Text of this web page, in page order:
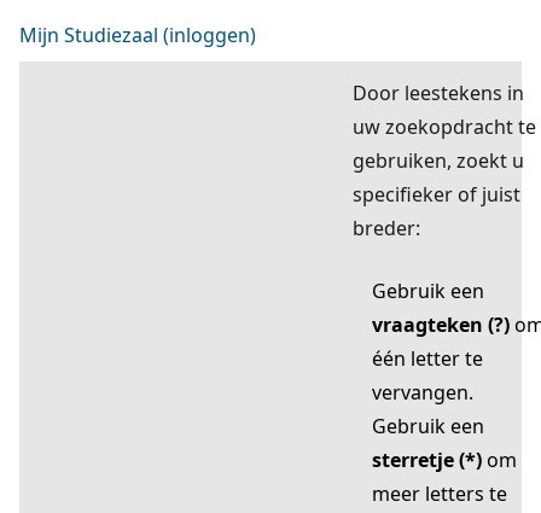
Mijn Studiezaal (inloggen)
Door leestekens in
uw zoekopdracht te
gebruiken, zoekt u
specifieker of juist
breder:
Gebruik een
vraagteken (?)
één letter te
vervangen.
Gebruik een
sterretje (*)om
meer letters te